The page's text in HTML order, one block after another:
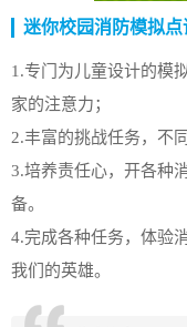
迷你校园消防模拟点
1.专门为儿童设计的模
家的注意力；
2.丰富的挑战任务，不
3.培养责任心，开各种
备。
4.完成各种任务，体验
我们的英雄。